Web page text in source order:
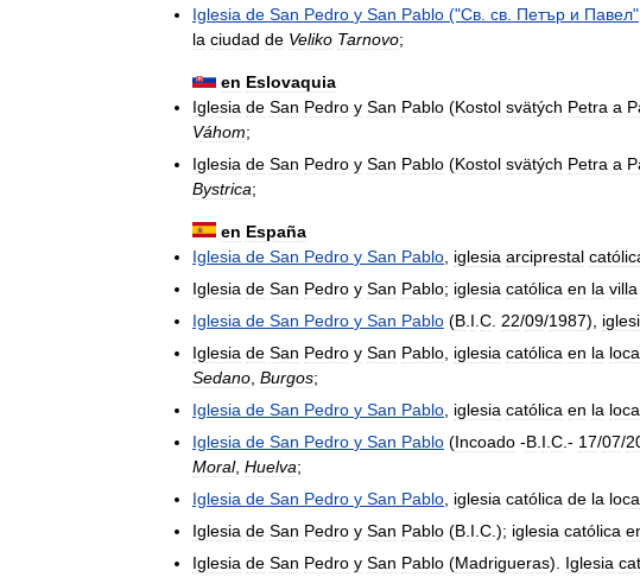
Iglesia de San Pedro y San Pablo ("Св св Петър и Павел",
la ciudad de Veliko Tarnovo;
en Eslovaquia
Iglesia de San Pedro y San Pablo (Kostol svätých Petra a
Váhom;
Iglesia de San Pedro y San Pablo (Kostol svätých Petra a
Bystrica;
en España
Iglesia de San Pedro y San Pablo iglesia arciprestal
Iglesia de San Pedro y San Pablo; iglesia católica en la villa
Iglesia de San Pedro y San Pablo (B I C 22/09/1987),
Iglesia de San Pedro y San Pablo iglesia católica en la
Sedano Burgos;
Iglesia de San Pedro y San Pablo iglesia católica en la
Iglesia de San Pedro y San Pablo (Incoado -B I C .- 17/07/
Moral, Huelva;
Iglesia de San Pedro y San Pablo iglesia católica de la
Iglesia de San Pedro y San Pablo (B I C .); iglesia católica
Iglesia de San Pedro y San Pablo (Madrigueras). Iglesia